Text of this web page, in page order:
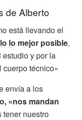
de Alberto
está llevando el
lo mejor posible,
y por la
cuerpo técnico»
envía a los
«nos mandan
tener nuestro